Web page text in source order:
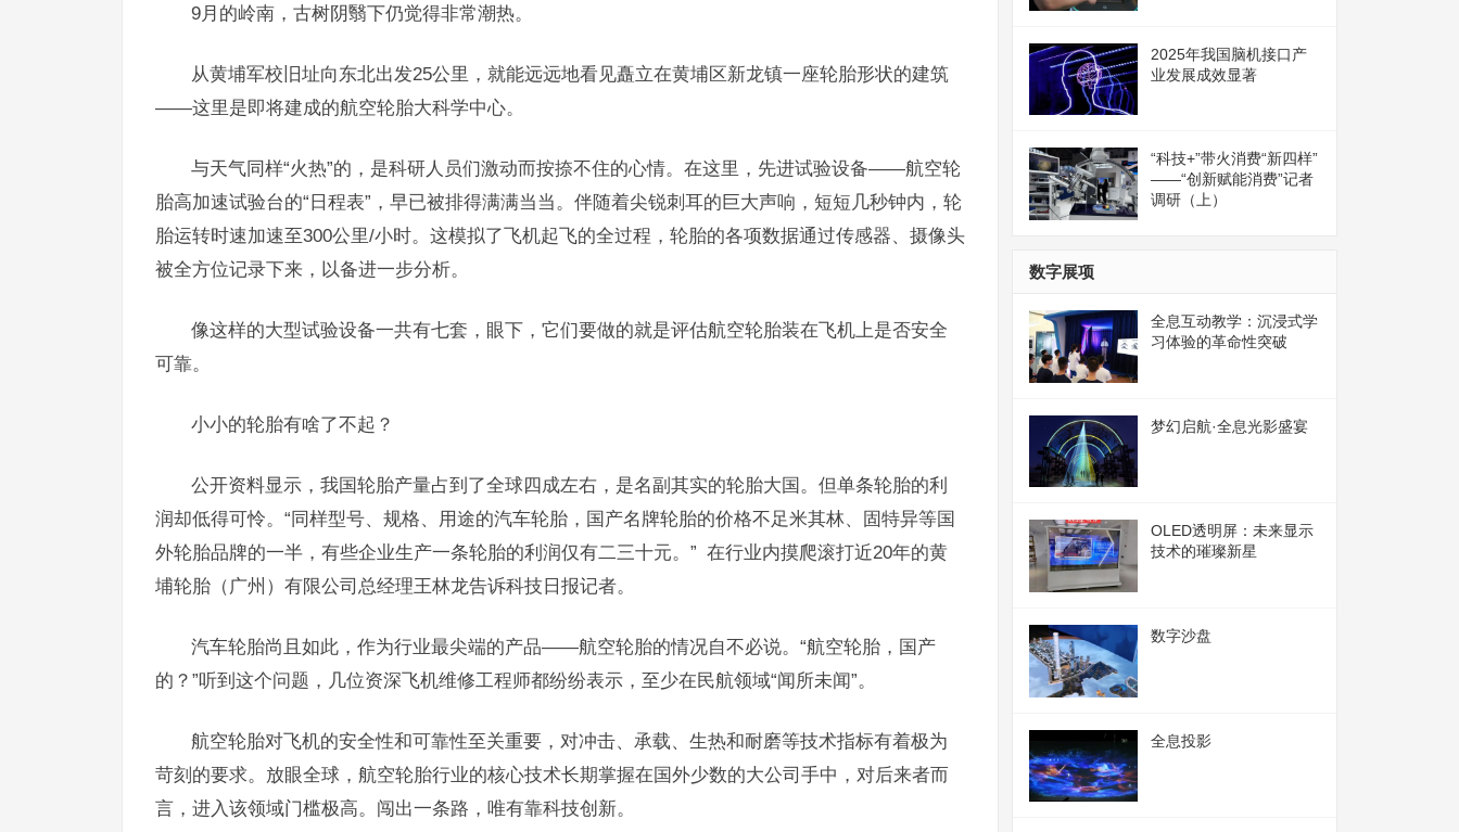
9月的岭南，古树阴翳下仍觉得非常潮热。
从黄埔军校旧址向东北出发25公里，就能远远地看见矗立在黄埔区新龙镇一座轮胎形状的建筑
——这里是即将建成的航空轮胎大科学中心。
与天气同样“火热”的，是科研人员们激动而按捺不住的心情。在这里，先进试验设备——航空轮
胎高加速试验台的“日程表”，早已被排得满满当当。伴随着尖锐刺耳的巨大声响，短短几秒钟内，轮
胎运转时速加速至300公里/小时。这模拟了飞机起飞的全过程，轮胎的各项数据通过传感器、摄像头
被全方位记录下来，以备进一步分析。
像这样的大型试验设备一共有七套，眼下，它们要做的就是评估航空轮胎装在飞机上是否安全
可靠。
小小的轮胎有啥了不起？
公开资料显示，我国轮胎产量占到了全球四成左右，是名副其实的轮胎大国。但单条轮胎的利
润却低得可怜。“同样型号、规格、用途的汽车轮胎，国产名牌轮胎的价格不足米其林、固特异等国
外轮胎品牌的一半，有些企业生产一条轮胎的利润仅有二三十元。” 在行业内摸爬滚打近20年的黄
埔轮胎（广州）有限公司总经理王林龙告诉科技日报记者。
汽车轮胎尚且如此，作为行业最尖端的产品——航空轮胎的情况自不必说。“航空轮胎，国产
的？”听到这个问题，几位资深飞机维修工程师都纷纷表示，至少在民航领域“闻所未闻”。
航空轮胎对飞机的安全性和可靠性至关重要，对冲击、承载、生热和耐磨等技术指标有着极为
苛刻的要求。放眼全球，航空轮胎行业的核心技术长期掌握在国外少数的大公司手中，对后来者而
言，进入该领域门槛极高。闯出一条路，唯有靠科技创新。
2025年我国脑机接口产
业发展成效显著
“科技+”带火消费“新四样”
——“创新赋能消费”记者
调研（上）
数字展项
全息互动教学：沉浸式学
习体验的革命性突破
梦幻启航·全息光影盛宴
OLED透明屏：未来显示
技术的璀璨新星
数字沙盘
全息投影